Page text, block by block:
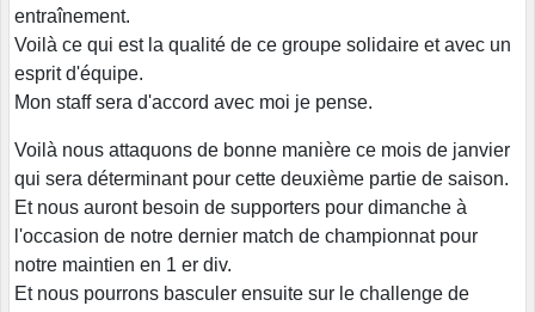
entraînement.
Voilà ce qui est la qualité de ce groupe solidaire et avec un
esprit d'équipe.
Mon staff sera d'accord avec moi je pense.
Voilà nous attaquons de bonne manière ce mois de janvier
qui sera déterminant pour cette deuxième partie de saison.
Et nous auront besoin de supporters pour dimanche à
l'occasion de notre dernier match de championnat pour
notre maintien en 1 er div.
Et nous pourrons basculer ensuite sur le challenge de